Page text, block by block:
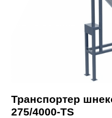
Транспортер
275/4000-TS